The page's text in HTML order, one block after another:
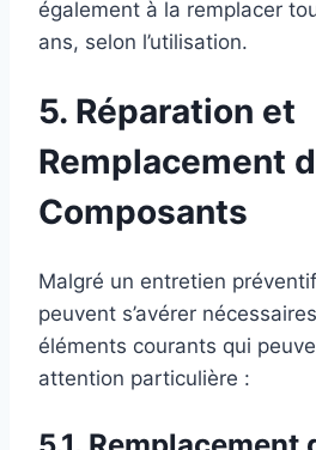
également à la remplacer
ans, selon l’utilisation.
5. Réparation et
Remplacement
Composants
Malgré un entretien
peuvent s’avérer
éléments courants qui
attention particulière :